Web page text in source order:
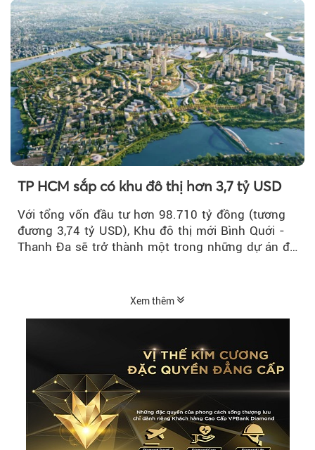
TP HCM sắp có khu đô thị hơn 3,7 tỷ USD
Với tổng vốn đầu tư hơn 98.710 tỷ đồng (tương
đương 3,74 tỷ USD), Khu đô thị mới Bình Quới -
Thanh Đa sẽ trở thành một trong những dự án đô
Xem thêm